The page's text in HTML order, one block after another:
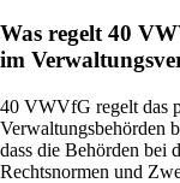
Was regelt 40
im
40 VWVfG regelt das
Verwaltungsbehörden
dass die Behörden bei
Rechtsnormen und